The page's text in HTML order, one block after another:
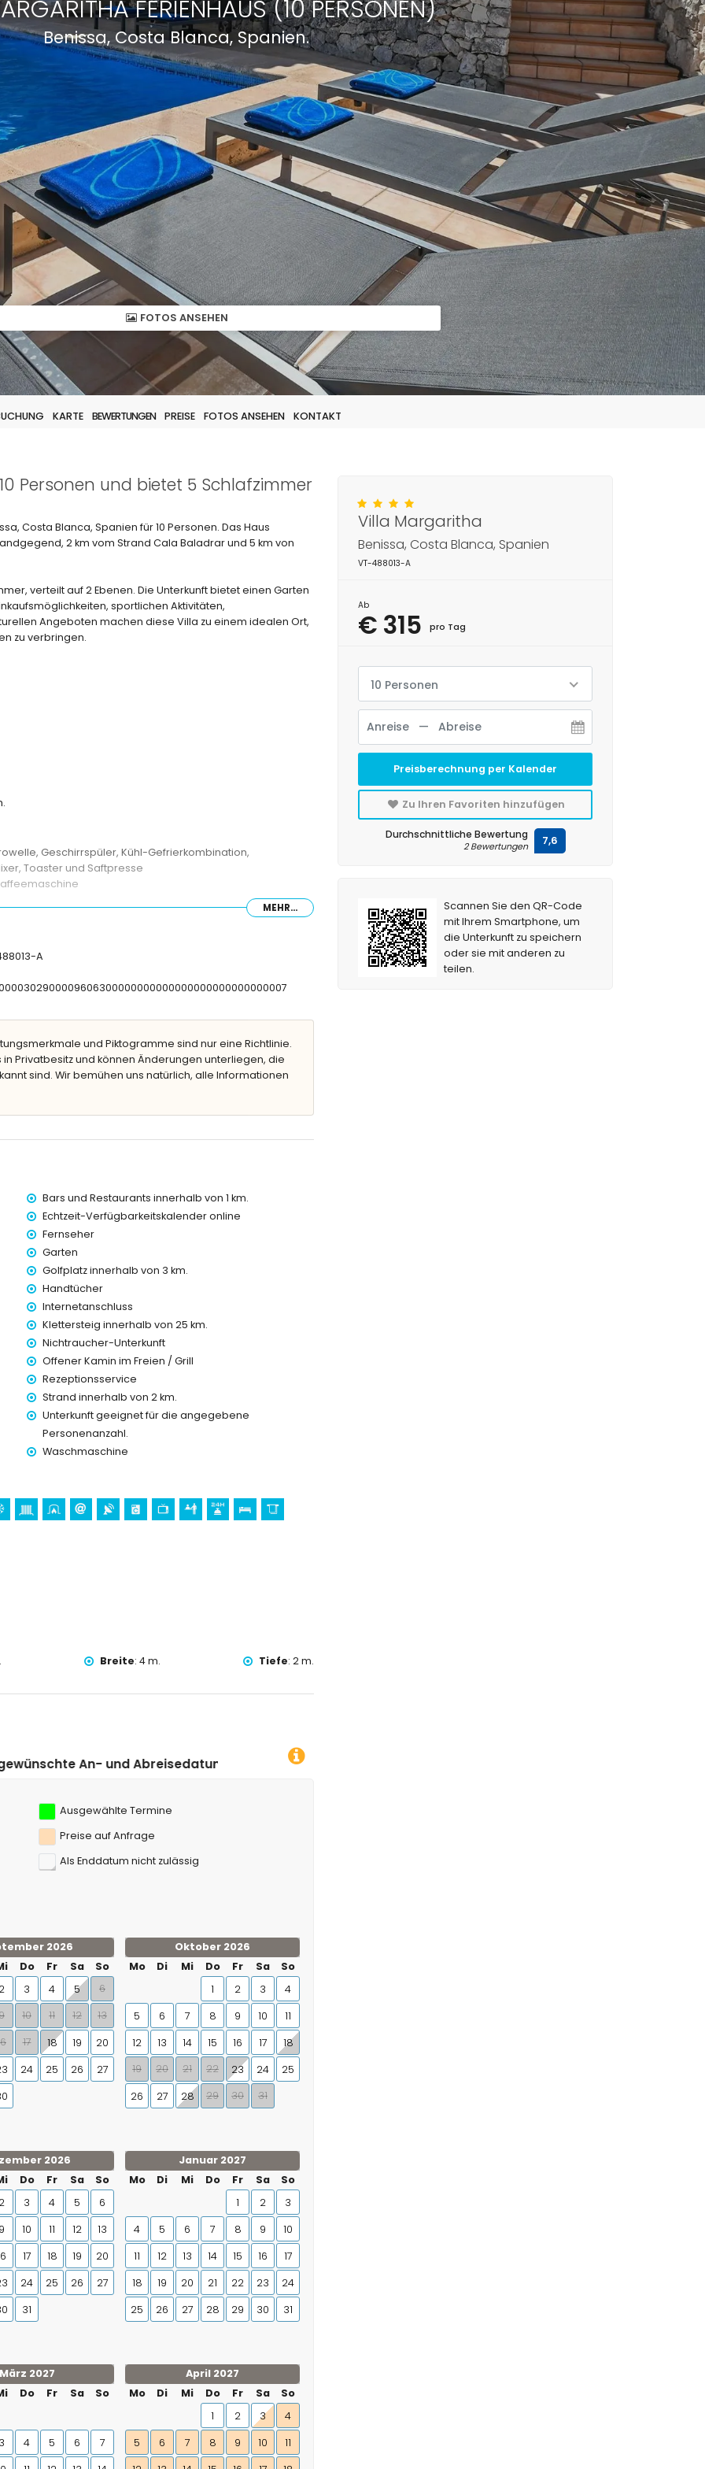
FERIENHAUS (10 PERSONEN)
Benissa, Costa Blanca, Spanien.
FOTOS ANSEHEN
KARTE BEWERTUNGEN PREISE FOTOS ANSEHEN KONTAKT
Personen und bietet 5 Schlafzimmer
Costa Blanca, Spanien für 10 Personen. Das Haus
2 km vom Strand Cala Baladrar und 5 km von
verteilt auf 2 Ebenen. Die Unterkunft bietet einen Garten
sportlichen Aktivitäten,
Angeboten machen diese Villa zu einem idealen Ort,
zu verbringen.
Geschirrspüler, Kühl-Gefrierkombination,
Toaster und Saftpresse
und Toilette
von der Villa)
2 Kilometern von der Villa)
von der Villa)
10 Kilometern von der Villa)
von der Villa)
von der Villa)
der Villa enthalten sind
in Benissa, Costa Blanca
Cap d'Or) (innerhalb von 5 Kilometern von der
(Schloss Moraira), Ruine (Schloss Moraira) und
von 5 Kilometern von der Villa)
Schnorcheln, Surfen und Windsurfen (innerhalb von
MEHR...
A
und Piktogramme sind nur eine Richtlinie.
Privatbesitz und können Änderungen unterliegen, die
sind. Wir bemühen uns natürlich, alle Informationen
Bars und Restaurants innerhalb von 1 km.
Echtzeit-Verfügbarkeitskalender online
Fernseher
Garten
Golfplatz innerhalb von 3 km.
Handtücher
Internetanschluss
Klettersteig innerhalb von 25 km.
Nichtraucher-Unterkunft
Offener Kamin im Freien / Grill
Rezeptionsservice
Strand innerhalb von 2 km.
Unterkunft geeignet für die angegebene
Personenanzahl.
Waschmaschine
Breite: 4 m. Tiefe: 2 m.
klicken!
Ausgewählte Termine
Preise auf Anfrage
Als Enddatum nicht zulässig
2026
Do Fr Sa
So
2 3 4 5
6
10 11 12
13
17 18 19
20
24 25 26
27
Oktober 2026
Mo
Di Mi Do Fr Sa
So
1
2 3
4
5
6 7 8 9 10
11
12
13 14 15 16 17
18
19
20 21 22 23 24
25
26
27 28 29 30 31
2026
Do Fr Sa
So
2 3 4 5
6
9 10 11 12
13
17 18 19
20
24 25 26
27
31
Januar 2027
Mo
Di Mi Do Fr Sa
So
1
2
3
4
5 6 7 8 9
10
11
12 13 14 15 16
17
18
19 20 21 22 23
24
25
26 27 28 29 30 31
März 2027
Do Fr Sa So
3 4 5 6
7
April 2027
Mo
Di Mi Do Fr Sa
So
1
2 3
4
5
6 7 8 9 10
11
Villa Margaritha
Benissa, Costa Blanca, Spanien
VT-488013-A
Ab
€ 315 pro Tag
10 Personen
Preisberechnung per Kalender
Zu Ihren Favoriten hinzufügen
Durchschnittliche Bewertung
2 Bewertungen 7,6
Scannen Sie den QR-Code
mit Ihrem Smartphone, um
die Unterkunft zu speichern
oder sie mit anderen zu
teilen.